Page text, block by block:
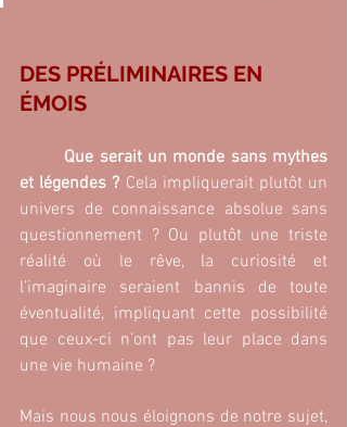
DES PRÉLIMINAIRES EN
ÉMOIS
Que serait un monde sans mythes
et légendes ? Cela impliquerait plutôt un
univers de connaissance absolue sans
questionnement ? Ou plutôt une triste
réalité où le rêve, la curiosité et
l’imaginaire seraient bannis de toute
éventualité, impliquant cette possibilité
que ceux-ci n’ont pas leur place dans
une vie humaine ?
Mais nous nous éloignons de notre sujet,